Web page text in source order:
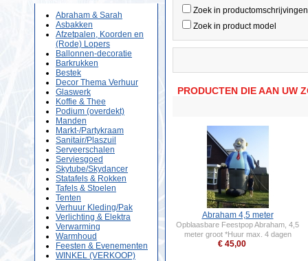
Abraham & Sarah
Asbakken
Afzetpalen, Koorden en
(Rode) Lopers
Ballonnen-decoratie
Barkrukken
Bestek
Decor Thema Verhuur
Glaswerk
Koffie & Thee
Podium (overdekt)
Manden
Markt-/Partykraam
Sanitair/Plaszuil
Serveerschalen
Serviesgoed
Skytube/Skydancer
Statafels & Rokken
Tafels & Stoelen
Tenten
Verhuur Kleding/Pak
Verlichting & Elektra
Verwarming
Warmhoud
Feesten & Evenementen
WINKEL (VERKOOP)
Zoek in productomschrijvingen
Zoek in product model
PRODUCTEN DIE AAN UW
Abraham 4,5 meter
Opblaasbare Feestpop Abraham, 4,5
meter groot *Huur max. 4 dagen
€ 45,00